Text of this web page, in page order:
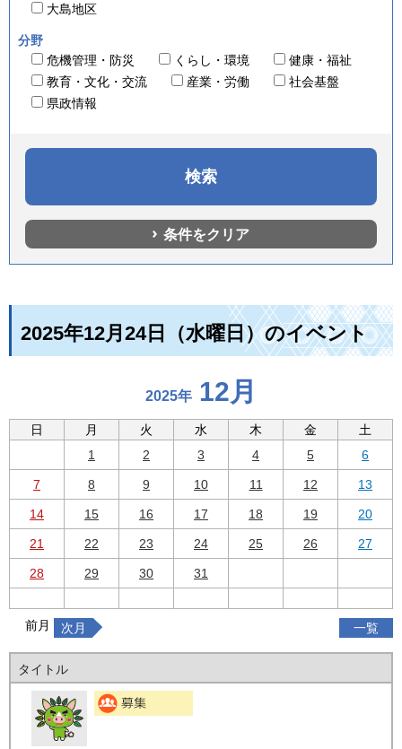
大島地区
分野
危機管理・防災
くらし・環境
健康・福祉
教育・文化・交流
産業・労働
社会基盤
県政情報
条件をクリア
2025年12月24日（水曜日）のイベント
2025年 12月
日 月 火 水 木 金
土
1
2 3 4 5 6
7 8 9 10 11 12 13
14 15 16 17 18 19 20
21 22 23 24 25 26 27
28 29 30 31
前月 一覧
次月
タイトル